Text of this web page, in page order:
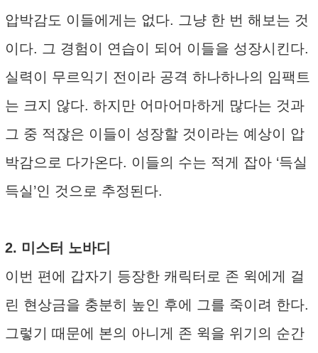
압박감도 이들에게는 없다. 그냥 한 번 해보는 것
이다. 그 경험이 연습이 되어 이들을 성장시킨다.
실력이 무르익기 전이라 공격 하나하나의 임팩트
는 크지 않다. 하지만 어마어마하게 많다는 것과
그 중 적잖은 이들이 성장할 것이라는 예상이 압
박감으로 다가온다. 이들의 수는 적게 잡아 ‘득실
득실’인 것으로 추정된다.
2. 미스터 노바디
이번 편에 갑자기 등장한 캐릭터로 존 윅에게 걸
린 현상금을 충분히 높인 후에 그를 죽이려 한다.
그렇기 때문에 본의 아니게 존 윅을 위기의 순간